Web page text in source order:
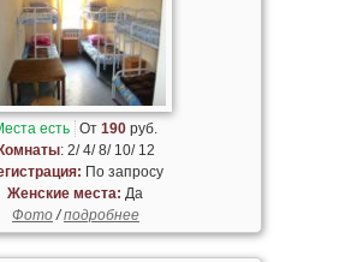
есть От190 руб.
: 2/ 4/ 8/ 10/ 12
По запросу
Женские места: Да
Фото/подробнее